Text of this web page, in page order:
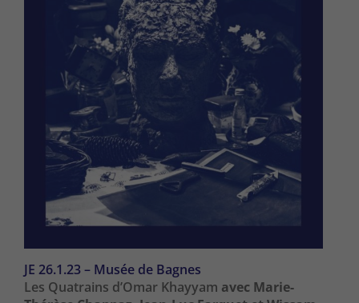
JE 26.1.23 – Musée de Bagnes
Les Quatrains d’Omar Khayyam avec Marie-